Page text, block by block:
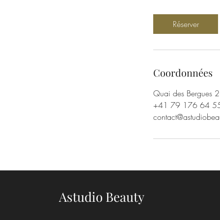
n
Réserver
Coordonnées
Quai des Bergues
+41 79 176 64
Astudio Beauty